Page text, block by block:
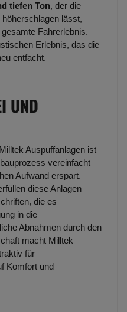
tiefen Ton, der die
lässt,
Fahrerlebnis.
Erlebnis, das die
entfacht.
UND
Auspuffanlagen ist
vereinfacht
Aufwand erspart.
diese Anlagen
die es
in die
Abnahmen durch den
macht Milltek
für
Komfort und